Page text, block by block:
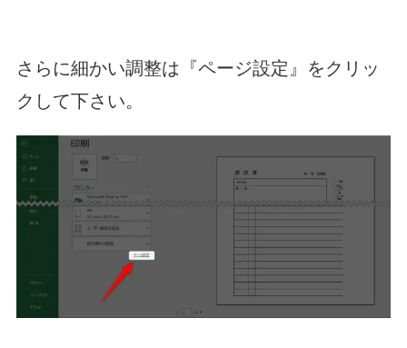
さらに細かい調整は『ページ設定』をクリッ
クして下さい。